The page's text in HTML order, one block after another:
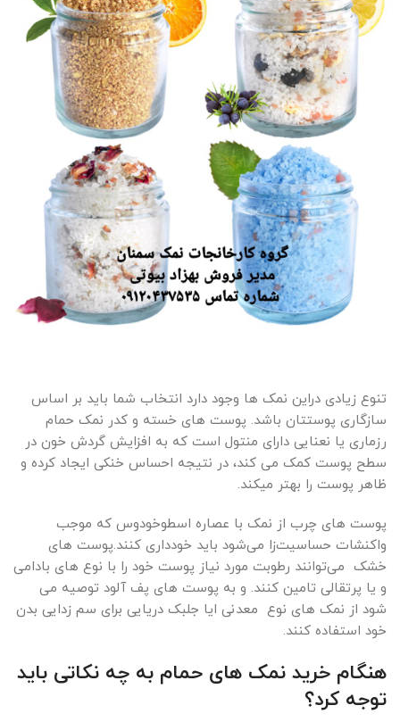
تنوع زیادی دراین نمک ها وجود دارد انتخاب شما باید بر اساس
سازگاری پوستتان باشد. پوست های خسته و کدر نمک حمام
رزماری یا نعنایی دارای منتول است که به افزایش گردش خون در
سطح پوست کمک می کند، در نتیجه احساس خنکی ایجاد کرده و
ظاهر پوست را بهتر میکند.
پوست های چرب از نمک با عصاره اسطوخودوس که موجب
واکنشات حساسیت‌زا می‌شود باید خودداری کنند.پوست های
خشک می‌توانند رطوبت مورد نیاز پوست خود را با نوع های بادامی
و یا پرتقالی تامین کنند. و به پوست های پف آلود توصیه می
شود از نمک های نوع معدنی ایا جلبک دریایی برای سم زدایی بدن
خود استفاده کنند.
هنگام خرید نمک های حمام به چه نکاتی باید
توجه کرد؟